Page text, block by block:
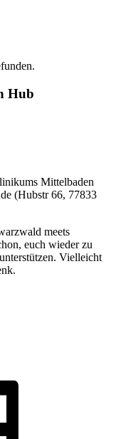
Hub
Mittelbaden
(Hubstr 66, 77833
meets
euch wieder zu
Vielleicht